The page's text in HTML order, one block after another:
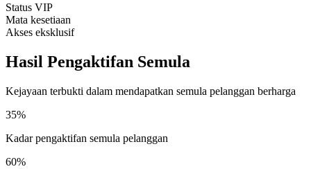
Status VIP
Mata kesetiaan
Akses eksklusif
Hasil Pengaktifan Semula
Kejayaan terbukti dalam mendapatkan semula pelanggan berharga
35%
Kadar pengaktifan semula pelanggan
60%